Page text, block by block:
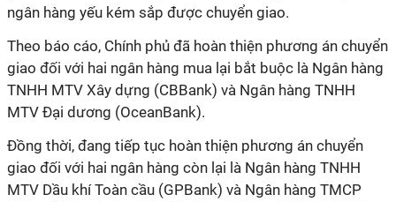
ngân hàng yếu kém sắp được chuyển giao.
Theo báo cáo, Chính phủ đã hoàn thiện phương án chuyển
giao đối với hai ngân hàng mua lại bắt buộc là Ngân hàng
TNHH MTV Xây dựng (CBBank) và Ngân hàng TNHH
MTV Đại dương (OceanBank).
Đồng thời, đang tiếp tục hoàn thiện phương án chuyển
giao đối với hai ngân hàng còn lại là Ngân hàng TNHH
MTV Dầu khí Toàn cầu (GPBank) và Ngân hàng TMCP